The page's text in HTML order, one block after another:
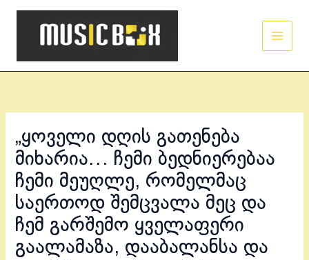
Skip
„ყოველი დღის გათენება
მიხარია… ჩემი ბედნიერებაა
ჩემი მეუღლე, რომელმაც
საერთოდ შემცვალა მეც და
ჩემ გარშემო ყველაფერი
გაალამაზა, დააბალანსა და